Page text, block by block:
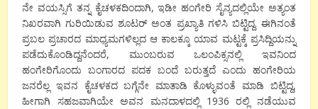
ನೇ ವಯಸ್ಸಿಗೆ ತನ್ನ ಕೈಚಳಕದಿಂದಾಗಿ, ಇಡೀ ಹಂಗೇರಿ ಸೈನ್ಯದಲ್ಲಿಯೇ ಅತ್ಯಂತ
ನಿಖರವಾಗಿ ಗುರಿಯಿಡುವ ಶೂಟರ್ ಅಂತ ಪ್ರಖ್ಯಾತಿ ಗಳಿಸಿ ಬಿಟ್ಟಿದ್ದ. ಈಗಿನಂತೆ
ಪ್ರಬಲ ಪ್ರಚಾರದ ಮಾಧ್ಯಮಗಳಿಲ್ಲದ ಆ ಕಾಲಕ್ಕೂ ಯಾವ ಮಟ್ಟಕ್ಕೆ ಪ್ರಸಿದ್ದಿಯನ್ನು
ಪಡೆದುಕೊಂಡಿದ್ದನೆಂದರೆ, ಮುಂಬರುವ ಒಲಂಪಿಕ್ಸನಲ್ಲಿ ಇವನಿಂದ
ಹಂಗೇರಿಗೊಂದು ಬಂಗಾರದ ಪದಕ ಬಂದೆ ಬರುತ್ತದೆ ಎಂದು ಹಂಗೇರಿಯ
ಜನರೆಲ್ಲ ಇವನ ಕೈಚಳಕದ ಬಗ್ಗೆನೇ ಮಾತಾಡಿ ಕೊಳ್ಳುವಂತೆ ಮಾಡಿ ಬಿಟ್ಟಿದ್ದ,
ಹೀಗಾಗಿ ಸಹಜವಾಗಿಯೇ ಅವನ ಮನದಾಳದಲ್ಲಿ 1936 ರಲ್ಲಿ ನಡೆಯುವ